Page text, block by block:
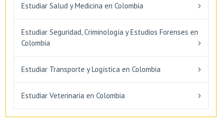
Estudiar Salud y Medicina en Colombia
Estudiar Seguridad, Criminología y Estudios Forenses en
Colombia
Estudiar Transporte y Logística en Colombia
Estudiar Veterinaria en Colombia